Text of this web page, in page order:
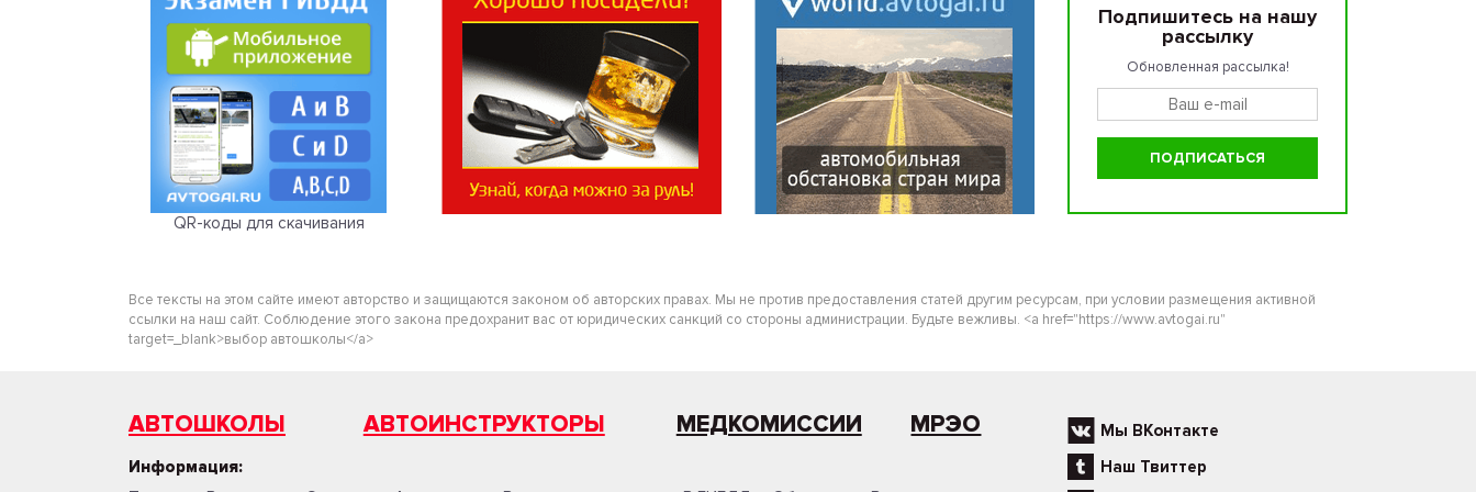
QR-коды для скачивания
Подпишитесь на нашу
рассылку
Обновленная рассылка!
Все тексты на этом сайте имеют авторство и защищаются законом об авторских правах. Мы не против предоставления статей другим ресурсам, при условии размещения активной
ссылки на наш сайт. Соблюдение этого закона предохранит вас от юридических санкций со стороны администрации. Будьте вежливы. <a href="https://www.avtogai.ru"
target=_blank>выбор автошколы</a>
АВТОШКОЛЫ АВТОИНСТРУКТОРЫ МЕДКОМИССИИ МРЭО
Информация:
Мы ВКонтакте
Наш Твиттер